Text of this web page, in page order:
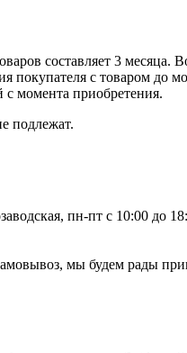
составляет 3 месяца.
покупателя с товаром до
с момента приобретения.
подлежат.
пн-пт с 10:00 до
мы будем рады